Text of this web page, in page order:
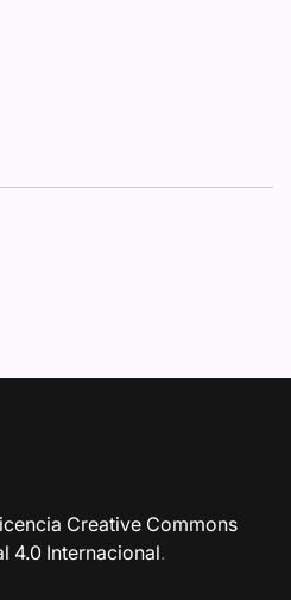
Creative Commons
4.0 Internacional.